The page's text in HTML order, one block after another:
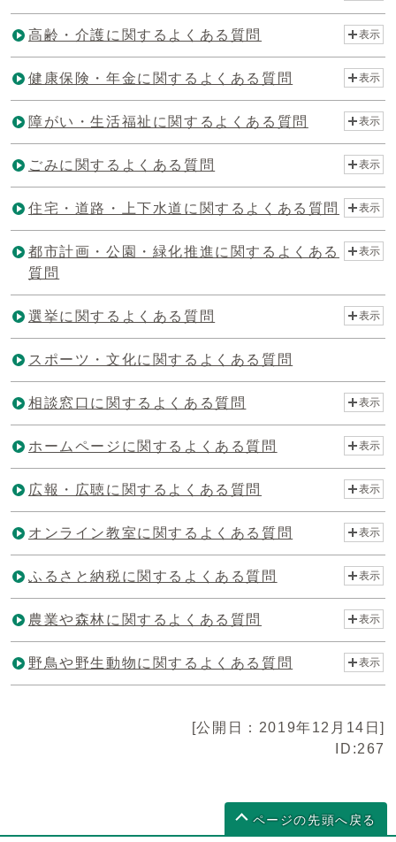
高齢・介護に関するよくある質問 表示
健康保険・年金に関するよくある質問 表示
障がい・生活福祉に関するよくある質問 表示
ごみに関するよくある質問 表示
住宅・道路・上下水道に関するよくある質問 表示
都市計画・公園・緑化推進に関するよくある
質問
表示
選挙に関するよくある質問 表示
スポーツ・文化に関するよくある質問
相談窓口に関するよくある質問 表示
ホームページに関するよくある質問 表示
広報・広聴に関するよくある質問 表示
オンライン教室に関するよくある質問 表示
ふるさと納税に関するよくある質問 表示
農業や森林に関するよくある質問 表示
野鳥や野生動物に関するよくある質問 表示
[公開日：2019年12月14日]
ID:267
ページの先頭へ戻る